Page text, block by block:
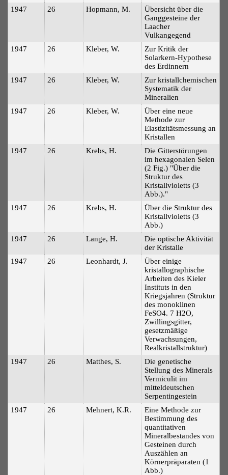
1947
26 Hopmann, M.
Übersicht über die
Ganggesteine der
Laacher
Vulkangegend
1947
26 Kleber, W.
Zur Kritik der
Solarkern-Hypothese
des Erdinnern
1947
26 Kleber, W.
Zur kristallchemischen
Systematik der
Mineralien
1947
26 Kleber, W.
Über eine neue
Methode zur
Elastizitätsmessung an
Kristallen
1947
26 Krebs, H.
Die Gitterstörungen
im hexagonalen Selen
(2 Fig.) "Über die
Struktur des
Kristallvioletts (3
Abb.)."
1947
26 Krebs, H.
Über die Struktur des
Kristallvioletts (3
Abb.)
1947
26 Lange, H.
Die optische Aktivität
der Kristalle
1947
26 Leonhardt, J.
Über einige
kristallographische
Arbeiten des Kieler
Instituts in den
Kriegsjahren (Struktur
des monoklinen
FeSO4. 7 H2O,
Zwillingsgitter,
gesetzmäßige
Verwachsungen,
Realkristallstruktur)
1947
26 Matthes, S.
Die genetische
Stellung des Minerals
Vermiculit im
mitteldeutschen
Serpentingestein
1947
26 Mehnert, K.R.
Eine Methode zur
Bestimmung des
quantitativen
Mineralbestandes von
Gesteinen durch
Auszählen an
Körnerpräparaten (1
Abb.)